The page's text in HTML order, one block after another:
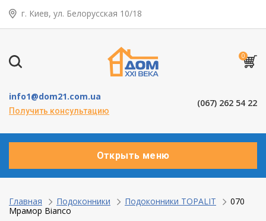
г. Киев, ул. Белорусская 10/18
(067) 262 54 22
info1@dom21.com.ua
Получить консультацию
0
Открыть меню
Главная Подоконники Подоконники TOPALIT
070
Мрамор Bianco
← Назад
Пластиковые окна
Алюминевые окна
Двери межкомнатные